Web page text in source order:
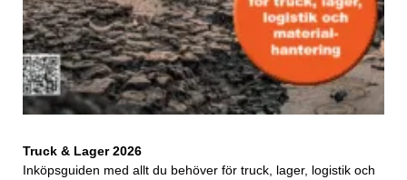
Truck & Lager 2026
Inköpsguiden med allt du behöver för truck, lager, logistik och